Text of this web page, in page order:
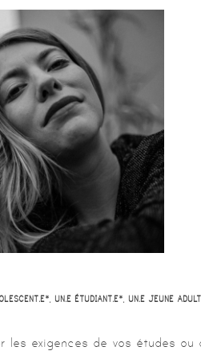
UN.E ÉTUDIANT.E*, UN.E JEUNE
les exigences de vos études